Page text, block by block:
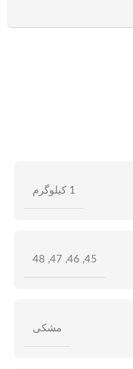
1 کیلوگرم
45
,
46
,
47
,
48
مشکی